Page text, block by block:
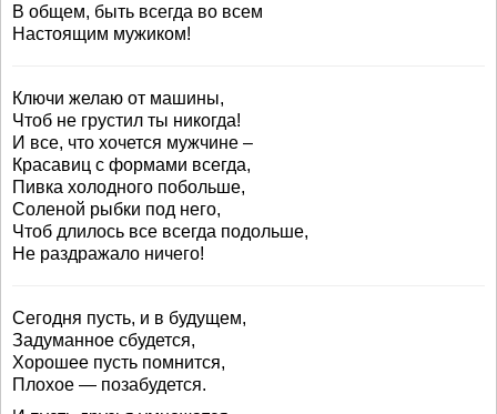
В общем, быть всегда во всем
Настоящим мужиком!
Ключи желаю от машины,
Чтоб не грустил ты никогда!
И все, что хочется мужчине –
Красавиц с формами всегда,
Пивка холодного побольше,
Соленой рыбки под него,
Чтоб длилось все всегда подольше,
Не раздражало ничего!
Сегодня пусть, и в будущем,
Задуманное сбудется,
Хорошее пусть помнится,
Плохое — позабудется.